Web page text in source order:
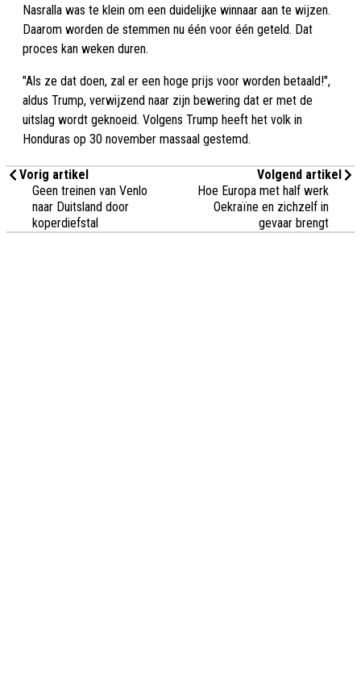
Nasralla was te klein om een duidelijke winnaar aan te wijzen.
Daarom worden de stemmen nu één voor één geteld. Dat
proces kan weken duren.
"Als ze dat doen, zal er een hoge prijs voor worden betaald!",
aldus Trump, verwijzend naar zijn bewering dat er met de
uitslag wordt geknoeid. Volgens Trump heeft het volk in
Honduras op 30 november massaal gestemd.
Vorig artikel
Geen treinen van Venlo
naar Duitsland door
koperdiefstal
Volgend artikel
Hoe Europa met half werk
Oekraïne en zichzelf in
gevaar brengt